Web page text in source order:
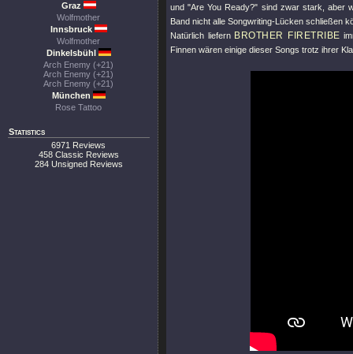
Graz
Wolfmother
Innsbruck
Wolfmother
Dinkelsbühl
Arch Enemy (+21)
Arch Enemy (+21)
Arch Enemy (+21)
München
Rose Tattoo
Statistics
6971 Reviews
458 Classic Reviews
284 Unsigned Reviews
und"Are You Ready?" sind zwar stark, aber
Band nicht alle Songwriting-Lücken schließen
Natürlich liefern BROTHER FIRETRIBE
Finnen wären einige dieser Songs trotz ihrer